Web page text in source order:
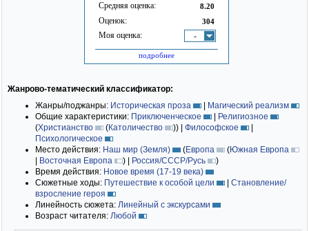
Средняя оценка: 8.20
Оценок: 304
Моя оценка: -
подробнее
Жанрово-тематический классификатор:
Жанры/поджанры: Историческая проза | Магический реализм
Общие характеристики: Приключенческое | Религиозное
(Христианство (Католичество )) | Философское
|
Психологическое
Место действия: Наш мир (Земля) (Европа (Южная Европа
| Восточная Европа ) | Россия/СССР/Русь
)
Время действия: Новое время (17-19 века)
Сюжетные ходы: Путешествие к особой цели | Становление/
взросление героя
Линейность сюжета: Линейный с экскурсами
Возраст читателя: Любой